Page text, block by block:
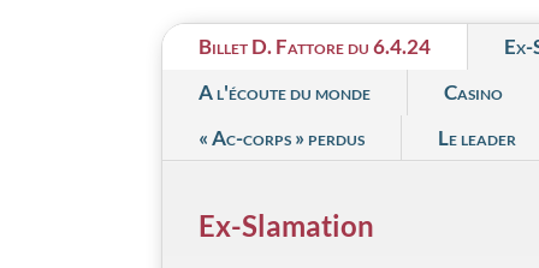
Billet D. Fattore du 6.4.24
A l'écoute du monde
Casino
« Ac-corps » perdus
Le leader
Ex-Slamation